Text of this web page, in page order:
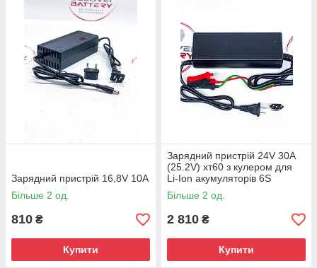
Зарядний пристрій 16,8V 10A
Більше 2 од.
810 ₴
Купити
Зарядний пристрій 24V 30A
(25.2V) хт60 з кулером для
Li-Ion акумуляторів 6S
Більше 2 од.
2 810 ₴
Купити